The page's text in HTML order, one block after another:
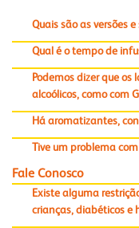
Quais são as versões
Qual é o tempo de
Podemos dizer que
alcoólicos, como com
Há aromatizantes,
Tive um problema
Fale Conosco
Existe alguma
crianças, diabéticos e